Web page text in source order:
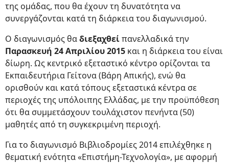
της ομάδας, που θα έχουν τη δυνατότητα να
συνεργάζονται κατά τη διάρκεια του διαγωνισμού.
Ο διαγωνισμός θαδιεξαχθείπανελλαδικά την
Παρασκευή 24 Απριλίου 2015 και η διάρκεια του είναι
δίωρη. Ως κεντρικό εξεταστικό κέντρο ορίζονται τα
Εκπαιδευτήρια Γείτονα (Βάρη Απικής), ενώ θα
ορισθούν και κατά τόπους εξεταστικά κέντρα σε
περιοχές της υπόλοιπης Ελλάδας, με την προϋπόθεση
ότι θα συμμετάσχουν τουλάχιστον πενήντα (50)
μαθητές από τη συγκεκριμένη περιοχή.
Για το διαγωνισμό Βιβλιοδρομίες 2014 επιλέχθηκε η
θεματική ενότητα «Επιστήμη-Τεχνολογία», με αφορμή